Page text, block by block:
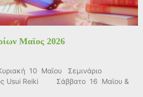
Μαϊος 2026
10 Μαϊου Σεμινάριο
Usui Reiki Σάββατο 16 Μαϊου &